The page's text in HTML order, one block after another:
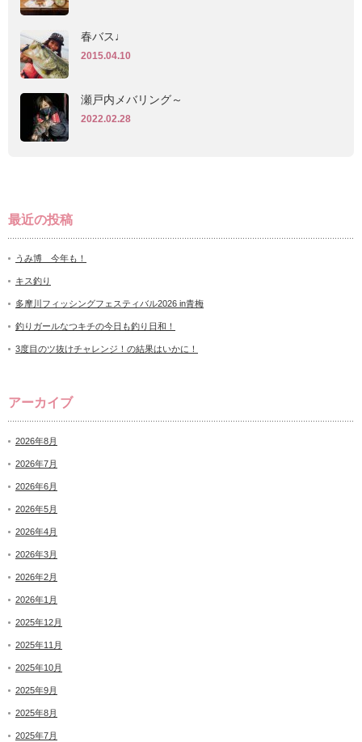
春バス♩
2015.04.10
瀬戸内メバリング～
2022.02.28
最近の投稿
うみ博 今年も！
キス釣り
多摩川フィッシングフェスティバル2026 in青梅
釣りガールなつキチの今日も釣り日和！
3度目のツ抜けチャレンジ！の結果はいかに！
アーカイブ
2026年8月
2026年7月
2026年6月
2026年5月
2026年4月
2026年3月
2026年2月
2026年1月
2025年12月
2025年11月
2025年10月
2025年9月
2025年8月
2025年7月